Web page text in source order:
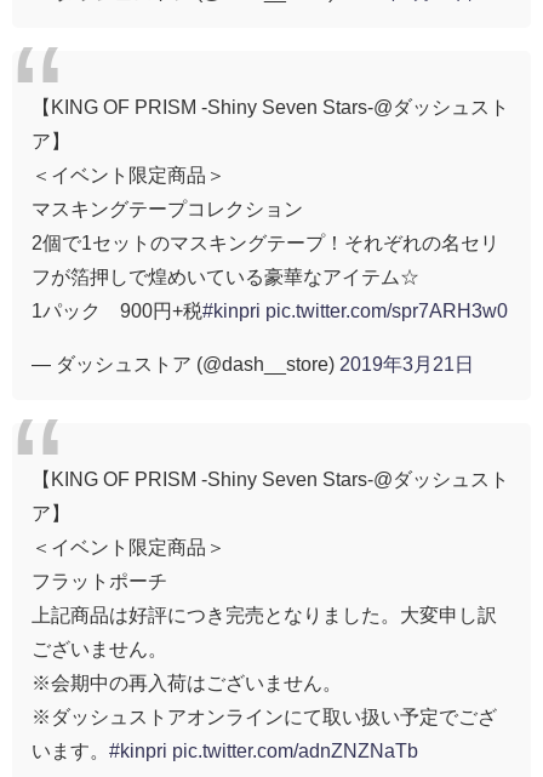
【KING OF PRISM -Shiny Seven Stars-@ダッシュスト
ア】
＜イベント限定商品＞
マスキングテープコレクション
2個で1セットのマスキングテープ！それぞれの名セリ
フが箔押しで煌めいている豪華なアイテム☆
1パック 900円+税#kinpri pic.twitter.com/spr7ARH3w0
— ダッシュストア (@dash__store) 2019年3月21日
【KING OF PRISM -Shiny Seven Stars-@ダッシュスト
ア】
＜イベント限定商品＞
フラットポーチ
上記商品は好評につき完売となりました。大変申し訳
ございません。
※会期中の再入荷はございません。
※ダッシュストアオンラインにて取い扱い予定でござ
います。 #kinpri pic.twitter.com/adnZNZNaTb